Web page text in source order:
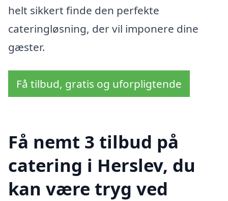
helt sikkert finde den perfekte
cateringløsning, der vil imponere dine
gæster.
Få tilbud, gratis og uforpligtende
Få nemt 3 tilbud på
catering i Herslev, du
kan være tryg ved